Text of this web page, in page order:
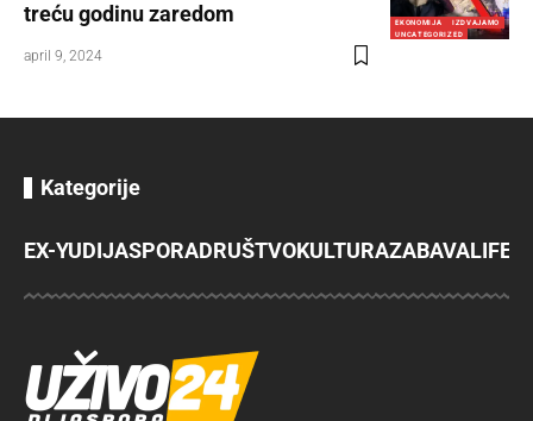
EKONOMIJA
IZDVAJAMO
UNCATEGORIZED
treću godinu zaredom
april 9, 2024
Kategorije
EX-YUDIJASPORADRUŠTVOKULTURAZABAVA